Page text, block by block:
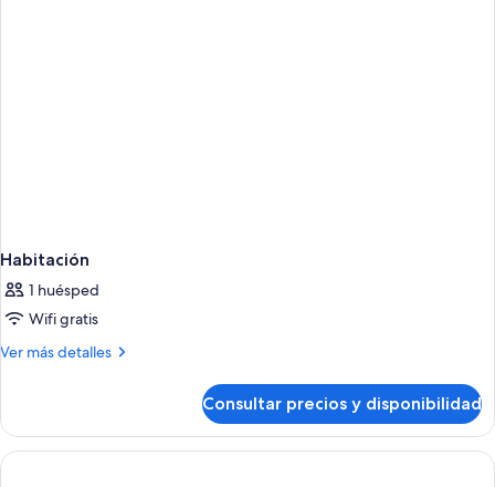
Habitación
1 huésped
Wifi gratis
Ver más detalles
Más
Consultar precios y disponibilidad